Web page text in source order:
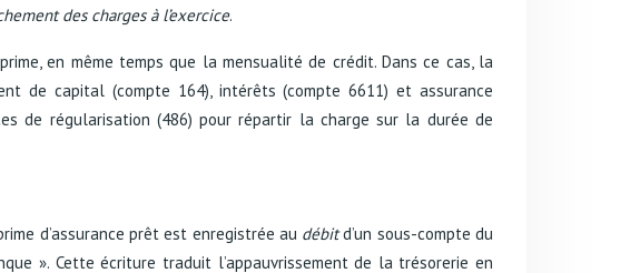
des charges à l’exercice.
en même temps que la mensualité de crédit. Dans ce cas, la
de capital (compte 164), intérêts (compte 6611) et assurance
de régularisation (486) pour répartir la charge sur la durée de
d’assurance prêt est enregistrée au débitd’un sous-compte du
». Cette écriture traduit l’appauvrissement de la trésorerie en